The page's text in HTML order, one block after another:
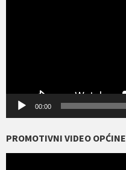
00:00
PROMOTIVNI VIDEO OPĆINE